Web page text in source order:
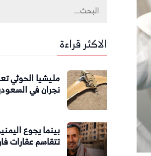
الاكثر قراءة
مليشيا الحوثي
نجران في
بينما يجوع
تتقاسم عقارات